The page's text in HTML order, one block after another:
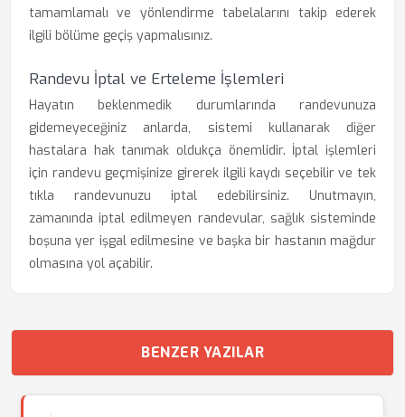
tamamlamalı ve yönlendirme tabelalarını takip ederek
ilgili bölüme geçiş yapmalısınız.
Randevu İptal ve Erteleme İşlemleri
Hayatın beklenmedik durumlarında randevunuza
gidemeyeceğiniz anlarda, sistemi kullanarak diğer
hastalara hak tanımak oldukça önemlidir. İptal işlemleri
için randevu geçmişinize girerek ilgili kaydı seçebilir ve tek
tıkla randevunuzu iptal edebilirsiniz. Unutmayın,
zamanında iptal edilmeyen randevular, sağlık sisteminde
boşuna yer işgal edilmesine ve başka bir hastanın mağdur
olmasına yol açabilir.
BENZER YAZILAR